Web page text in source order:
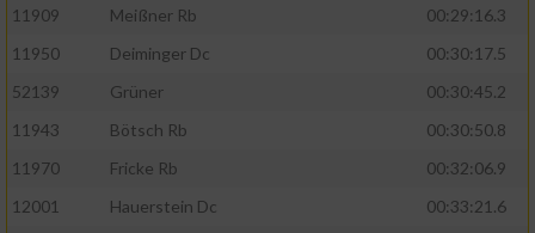
11909 Meißner Rb
00:29:16.3
11950
Deiminger Dc
00:30:17.5
52139
Grüner
00:30:45.2
11943
Bötsch Rb
00:30:50.8
11970
Fricke Rb
00:32:06.9
12001
Hauerstein Dc
00:33:21.6